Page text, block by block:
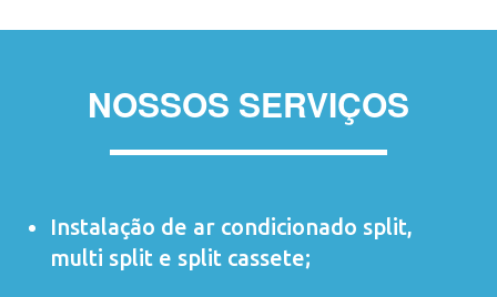
NOSSOS SERVIÇOS
Instalação de ar condicionado split,
multi split e split cassete;